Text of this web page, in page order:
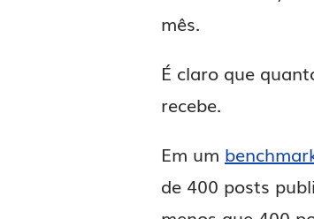
mês.
É claro que
recebe.
Em um
de 400 posts